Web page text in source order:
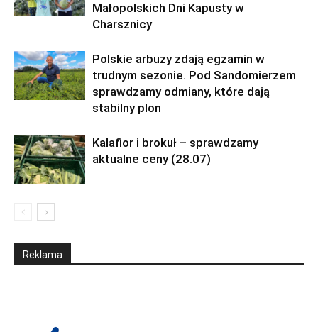
Małopolskich Dni Kapusty w
Charsznicy
Polskie arbuzy zdają egzamin w
trudnym sezonie. Pod Sandomierzem
sprawdzamy odmiany, które dają
stabilny plon
Kalafior i brokuł – sprawdzamy
aktualne ceny (28.07)
Reklama